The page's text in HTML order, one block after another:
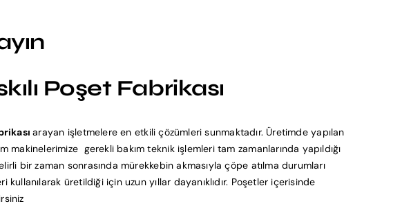
Poşet Fabrikası
arayan işletmelere en etkili çözümleri sunmaktadır. Üretimde yapılan
gerekli bakım teknik işlemleri tam zamanlarında yapıldığı
bir zaman sonrasında mürekkebin akmasıyla çöpe atılma durumları
üretildiği için uzun yıllar dayanıklıdır. Poşetler içerisinde